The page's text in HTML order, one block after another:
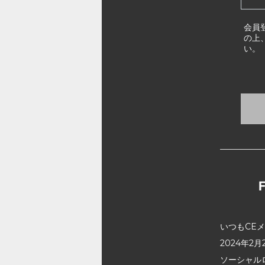
会員
の上
い。
いつもCE
2024年2月
ソーシャ